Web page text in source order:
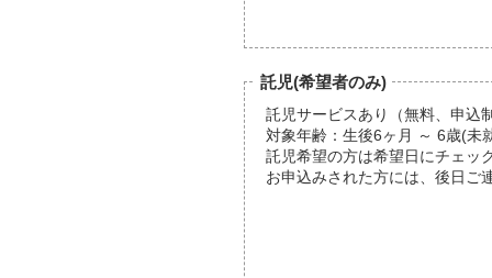
託児(希望者のみ)
託児サービスあり（無料、申込
対象年齢：生後6ヶ月 ～ 6歳(未
託児希望の方は希望日にチェッ
お申込みされた方には、後日ご